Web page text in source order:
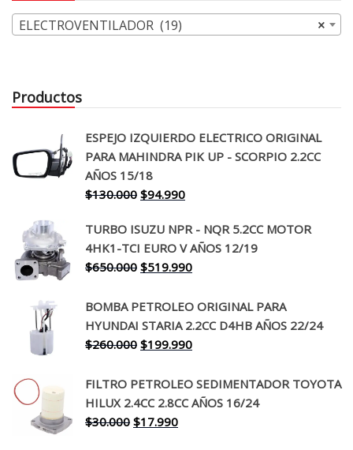
×
ELECTROVENTILADOR (19)
Productos
ESPEJO IZQUIERDO ELECTRICO ORIGINAL
PARA MAHINDRA PIK UP - SCORPIO 2.2CC
AÑOS 15/18
$130.000 El
original
era:
$130.000.
$94.990El
actual
es:
$94.990.
TURBO ISUZU NPR - NQR 5.2CC MOTOR
4HK1-TCI EURO V AÑOS 12/19
$650.000 El
original
era:
$650.000.
$519.990El
actual
es:
$519.990.
BOMBA PETROLEO ORIGINAL PARA
HYUNDAI STARIA 2.2CC D4HB AÑOS 22/24
$260.000 El
original
era:
$260.000.
$199.990El
actual
es:
FILTRO PETROLEO SEDIMENTADOR TOYOTA
HILUX 2.4CC 2.8CC AÑOS 16/24
$30.000 El
$17.990El